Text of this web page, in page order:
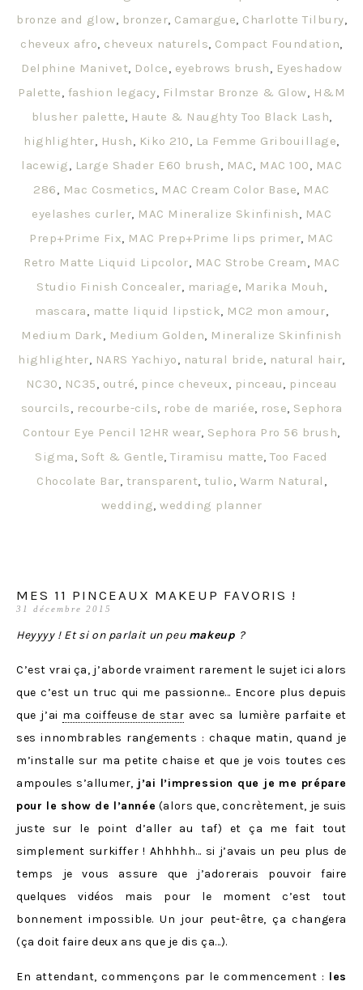
bronze and glow, bronzer, Camargue, Charlotte Tilbury,
cheveux afro, cheveux naturels, Compact Foundation,
Delphine Manivet, Dolce, eyebrows brush, Eyeshadow
Palette, fashion legacy, Filmstar Bronze & Glow, H&M
blusher palette, Haute & Naughty Too Black Lash,
highlighter, Hush, Kiko 210, La Femme Gribouillage,
lacewig, Large Shader E60 brush, MAC, MAC 100, MAC
286, Mac Cosmetics, MAC Cream Color Base, MAC
eyelashes curler, MAC Mineralize Skinfinish, MAC
Prep+Prime Fix, MAC Prep+Prime lips primer, MAC
Retro Matte Liquid Lipcolor, MAC Strobe Cream, MAC
Studio Finish Concealer, mariage, Marika Mouh,
mascara, matte liquid lipstick, MC2 mon amour,
Medium Dark, Medium Golden, Mineralize Skinfinish
highlighter, NARS Yachiyo, natural bride, natural hair,
NC30, NC35, outré, pince cheveux, pinceau, pinceau
sourcils, recourbe-cils, robe de mariée, rose, Sephora
Contour Eye Pencil 12HR wear, Sephora Pro 56 brush,
Sigma, Soft & Gentle,Tiramisu matte,Too Faced
Chocolate Bar, transparent, tulio, Warm Natural ,
wedding, wedding planner
MES 11 PINCEAUX MAKEUP FAVORIS !
31 décembre 2015
Heyyyy ! Et si on parlait un peu makeup ?
C’est vrai ça, j’aborde vraiment rarement le sujet ici alors
que c’est un truc qui me passionne… Encore plus depuis
que j’ai ma coiffeuse de star avec sa lumière parfaite et
ses innombrables rangements : chaque matin, quand je
m’installe sur ma petite chaise et que je vois toutes ces
ampoules s’allumer, j’ai l’impression que je me prépare
pour le show de l’année (alors que, concrètement, je suis
juste sur le point d’aller au taf) et ça me fait tout
simplement surkiffer ! Ahhhhh… si j’avais un peu plus de
temps je vous assure que j’adorerais pouvoir faire
quelques vidéos mais pour le moment c’est tout
bonnement impossible. Un jour peut-être, ça changera
(ça doit faire deux ans que je dis ça…).
En attendant, commençons par le commencement : les